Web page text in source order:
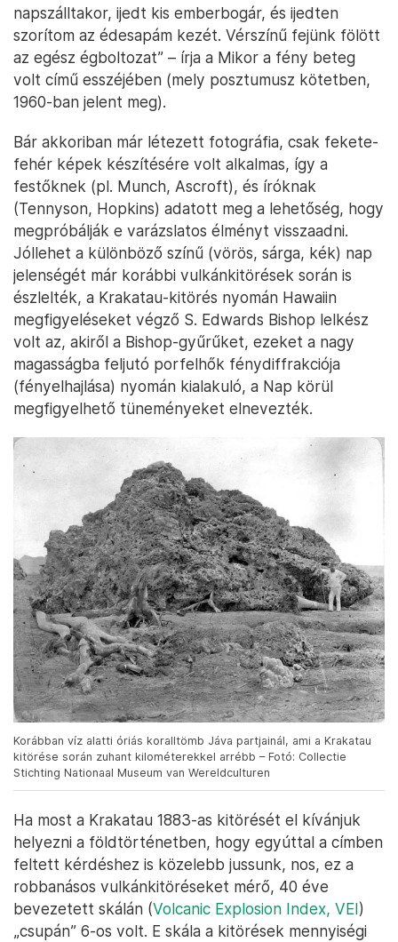
napszálltakor, ijedt kis emberbogár, és ijedten
szorítom az édesapám kezét. Vérszínű fejünk fölött
az egész égboltozat” – írja a Mikor a fény beteg
volt című esszéjében (mely posztumusz kötetben,
1960-ban jelent meg).
Bár akkoriban már létezett fotográfia, csak fekete-
fehér képek készítésére volt alkalmas, így a
festőknek (pl. Munch, Ascroft), és íróknak
(Tennyson, Hopkins) adatott meg a lehetőség, hogy
megpróbálják e varázslatos élményt visszaadni.
Jóllehet a különböző színű (vörös, sárga, kék) nap
jelenségét már korábbi vulkánkitörések során is
észlelték, a Krakatau-kitörés nyomán Hawaiin
megfigyeléseket végző S. Edwards Bishop lelkész
volt az, akiről a Bishop-gyűrűket, ezeket a nagy
magasságba feljutó porfelhők fénydiffrakciója
(fényelhajlása) nyomán kialakuló, a Nap körül
megfigyelhető tüneményeket elnevezték.
Korábban víz alatti óriás koralltömb Jáva partjainál, ami a Krakatau
kitörése során zuhant kilométerekkel arrébb – Fotó: Collectie
Stichting Nationaal Museum van Wereldculturen
Ha most a Krakatau 1883-as kitörését el kívánjuk
helyezni a földtörténetben, hogy egyúttal a címben
feltett kérdéshez is közelebb jussunk, nos, ez a
robbanásos vulkánkitöréseket mérő, 40 éve
bevezetett skálán (Volcanic Explosion Index, VEI)
„csupán” 6-os volt. E skála a kitörések mennyiségi